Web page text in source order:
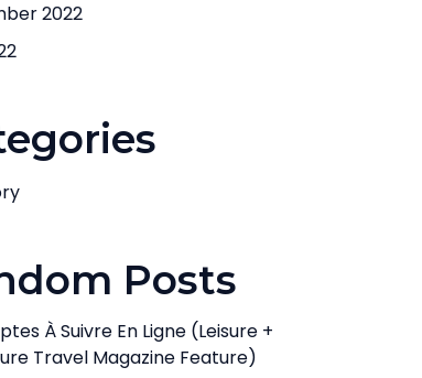
2022
Posts
À Suivre En Ligne (Leisure +
Travel Magazine Feature)